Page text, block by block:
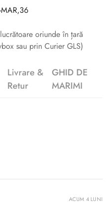
oriunde în țară
sau prin Curier GLS)
Livrare &
Retur
GHID DE
MARIMI
ACUM 4 LUNI